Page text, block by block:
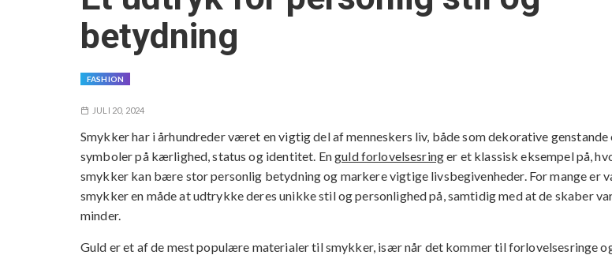
betydning
FASHION
JULI 20, 2024
Smykker har i århundreder været en vigtig del af menneskers liv, både som dekorative genstande
symboler på kærlighed, status og identitet. Enguld forlovelsesringer et klassisk eksempel på,
smykker kan bære stor personlig betydning og markere vigtige livsbegivenheder. For mange er
smykker en måde at udtrykke deres unikke stil og personlighed på, samtidig med at de skaber
minder.
Guld er et af de mest populære materialer til smykker, især når det kommer til forlovelsesringe